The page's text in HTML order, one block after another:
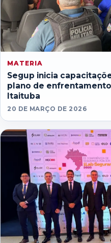
MATERIA
Segup inicia
plano de
Itaituba
20 DE MARÇO DE 2026